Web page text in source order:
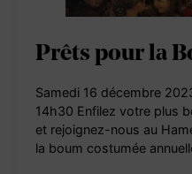
Prêts pour la
Samedi 16 décembre
14h30 Enfilez votre plus
et rejoignez-nous au
la boum costumée